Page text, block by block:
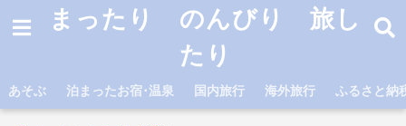
まったり のんびり 旅し
たり
あそぶ 泊まったお宿･温泉 国内旅行 海外旅行 ふるさと納